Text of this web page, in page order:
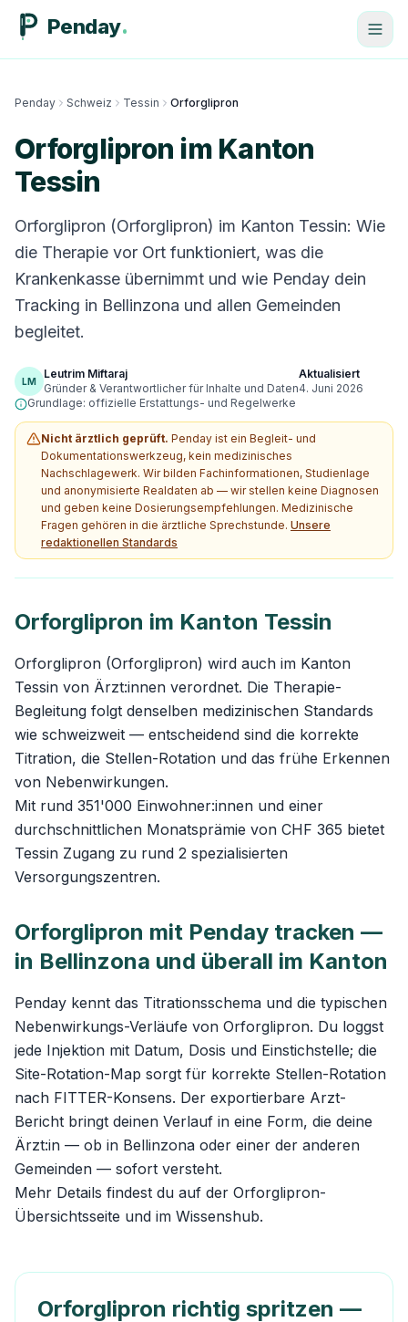
Penday
Penday Schweiz Tessin Orforglipron
Orforglipron im Kanton
Tessin
Orforglipron (Orforglipron) im Kanton Tessin: Wie
die Therapie vor Ort funktioniert, was die
Krankenkasse übernimmt und wie Penday dein
Tracking in Bellinzona und allen Gemeinden
begleitet.
LM
Leutrim Miftaraj
Gründer & Verantwortlicher für Inhalte und Daten
Aktualisiert
4. Juni 2026
Grundlage: offizielle Erstattungs- und Regelwerke
Nicht ärztlich geprüft. Penday ist ein Begleit- und
Dokumentationswerkzeug, kein medizinisches
Nachschlagewerk. Wir bilden Fachinformationen, Studienlage
und anonymisierte Realdaten ab — wir stellen keine Diagnosen
und geben keine Dosierungsempfehlungen. Medizinische
Fragen gehören in die ärztliche Sprechstunde. Unsere
redaktionellen Standards
Orforglipron im Kanton Tessin
Orforglipron (Orforglipron) wird auch im Kanton
Tessin von Ärzt:innen verordnet. Die Therapie-
Begleitung folgt denselben medizinischen Standards
wie schweizweit — entscheidend sind die korrekte
Titration, die Stellen-Rotation und das frühe Erkennen
von Nebenwirkungen.
Mit rund 351'000 Einwohner:innen und einer
durchschnittlichen Monatsprämie von CHF 365 bietet
Tessin Zugang zu rund 2 spezialisierten
Versorgungszentren.
Orforglipron mit Penday tracken —
in Bellinzona und überall im Kanton
Penday kennt das Titrationsschema und die typischen
Nebenwirkungs-Verläufe von Orforglipron. Du loggst
jede Injektion mit Datum, Dosis und Einstichstelle; die
Site-Rotation-Map sorgt für korrekte Stellen-Rotation
nach FITTER-Konsens. Der exportierbare Arzt-
Bericht bringt deinen Verlauf in eine Form, die deine
Ärzt:in — ob in Bellinzona oder einer der anderen
Gemeinden — sofort versteht.
Mehr Details findest du auf der Orforglipron-
Übersichtsseite und im Wissenshub.
Orforglipron richtig spritzen —